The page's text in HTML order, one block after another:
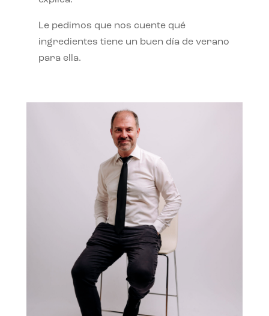
Le pedimos que nos cuente qué
ingredientes tiene un buen día de verano
para ella.